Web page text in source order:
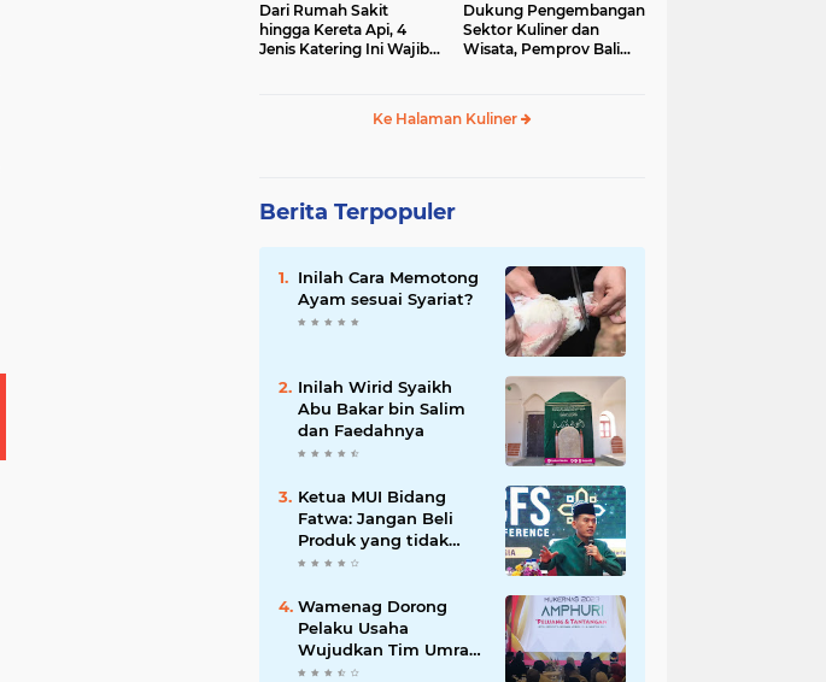
Dari Rumah Sakit
hingga Kereta Api, 4
Jenis Katering Ini Wajib
Dukung Pengembangan
Sektor Kuliner dan
Wisata, Pemprov Bali
Ke Halaman Kuliner
Berita Terpopuler
Inilah Cara Memotong
Ayam sesuai Syariat?
Inilah Wirid Syaikh
Abu Bakar bin Salim
dan Faedahnya
Ketua MUI Bidang
Fatwa: Jangan Beli
Produk yang tidak
Halal
Wamenag Dorong
Pelaku Usaha
Wujudkan Tim Umrah
dan Haji Indonesia